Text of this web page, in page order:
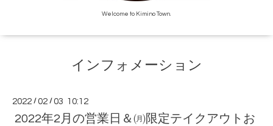
Welcome to Kimino Town.
インフォメーション
2022 /02 /03 10:12
2022年2月の営業日＆㈪限定テイクアウトお